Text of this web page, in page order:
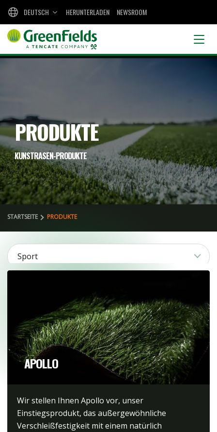
HERUNTERLADEN NEWSROOM
DEUTSCH
PRODUKTE
KUNSTRASEN-PRODUKTE
STARTSEITE PRODUKTE
Sport
9
4
3
1
1
2
Kategorie
2
FILTER LÖSCHEN
APOLLO
Wir stellen Ihnen Apollo vor, unser
Einstiegsprodukt, das außergewöhnliche
Verschleißfestigkeit mit einem natürlich